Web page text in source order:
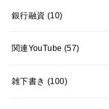
銀行融資 (10)
関連YouTube (57)
雑下書き (100)